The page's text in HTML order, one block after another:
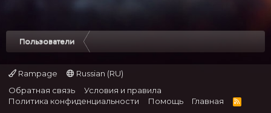
Пользователи
Rampage
Russian (RU)
Обратная связь
Условия и правила
Политика конфиденциальности
Помощь Главная
R
S